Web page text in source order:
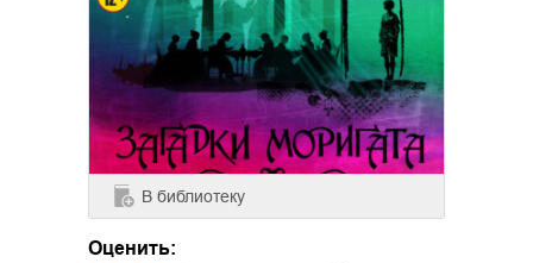
В библиотеку
Оценить: